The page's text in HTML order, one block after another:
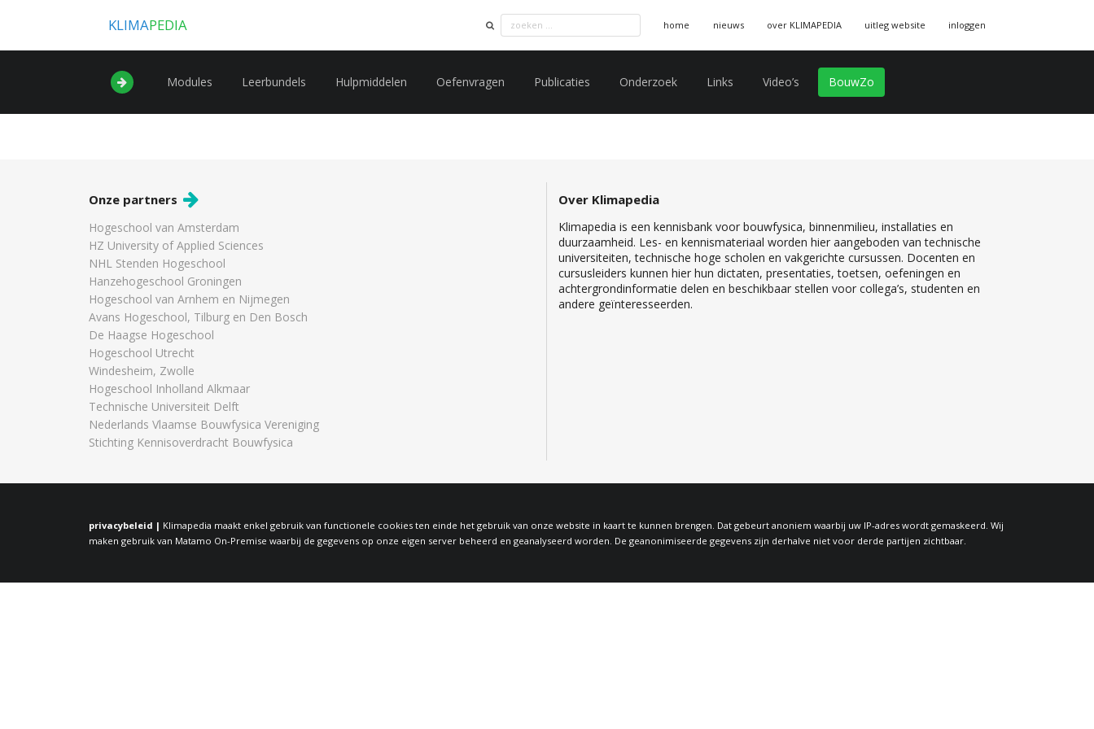
KLIMAPEDIA home nieuws over KLIMAPEDIA uitleg website inloggen
Modules Leerbundels Hulpmiddelen Oefenvragen Publicaties Onderzoek Links Video’s BouwZo
Onze partners
Hogeschool van Amsterdam
HZ University of Applied Sciences
NHL Stenden Hogeschool
Hanzehogeschool Groningen
Hogeschool van Arnhem en Nijmegen
Avans Hogeschool, Tilburg en Den Bosch
De Haagse Hogeschool
Hogeschool Utrecht
Windesheim, Zwolle
Hogeschool Inholland Alkmaar
Technische Universiteit Delft
Nederlands Vlaamse Bouwfysica Vereniging
Stichting Kennisoverdracht Bouwfysica
Over Klimapedia
Klimapedia is een kennisbank voor bouwfysica, binnenmilieu, installaties en
duurzaamheid. Les- en kennismateriaal worden hier aangeboden van technische
universiteiten, technische hoge scholen en vakgerichte cursussen. Docenten en
cursusleiders kunnen hier hun dictaten, presentaties, toetsen, oefeningen en
achtergrondinformatie delen en beschikbaar stellen voor collega’s, studenten en
andere geïnteresseerden.
privacybeleid | Klimapedia maakt enkel gebruik van functionele cookies ten einde het gebruik van onze website in kaart te kunnen brengen. Dat gebeurt anoniem waarbij uw IP-adres wordt gemaskeerd. Wij
maken gebruik van Matamo On-Premise waarbij de gegevens op onze eigen server beheerd en geanalyseerd worden. De geanonimiseerde gegevens zijn derhalve niet voor derde partijen zichtbaar.